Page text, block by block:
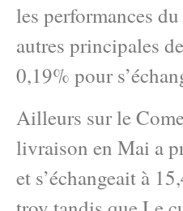
les performances
autres principales
0,19% pour
Ailleurs sur le
livraison en Mai a
et s’échangeait à